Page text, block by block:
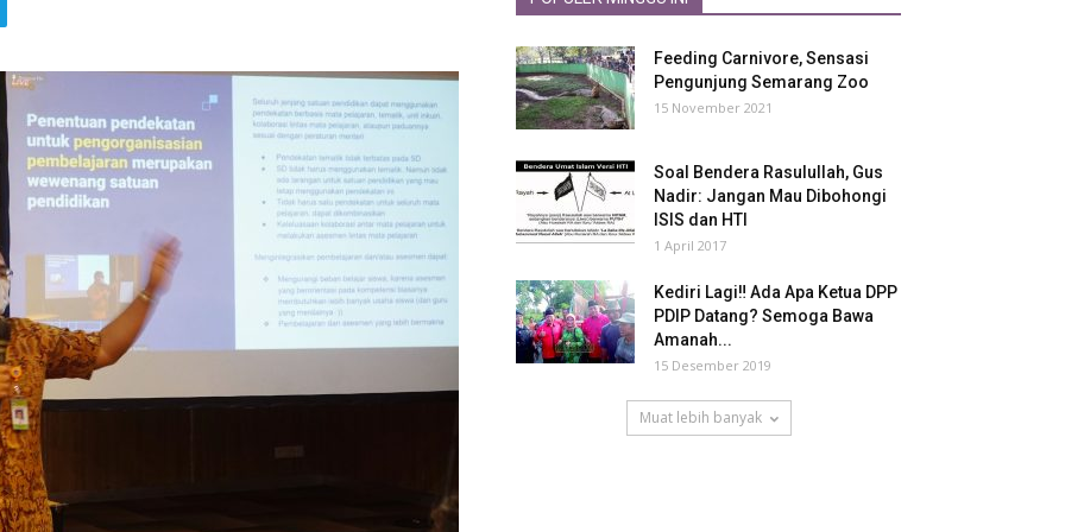
Feeding Carnivore, Sensasi
Pengunjung Semarang Zoo
15 November 2021
Soal Bendera Rasulullah, Gus
Nadir: Jangan Mau Dibohongi
ISIS dan HTI
1 April 2017
Kediri Lagi‼ Ada Apa Ketua DPP
PDIP Datang? Semoga Bawa
Amanah...
15 Desember 2019
Muat lebih banyak